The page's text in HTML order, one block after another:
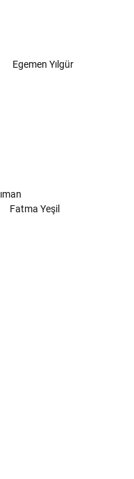
Egemen Yılgür
Fatma Yeşil